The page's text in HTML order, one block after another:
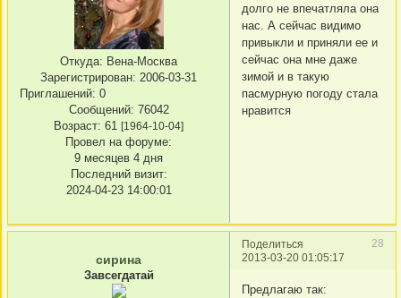
Откуда: Вена-Москва
Зарегистрирован: 2006-03-31
Приглашений: 0
Сообщений: 76042
Возраст: 61 [1964-10-04]
Провел на форуме:
9 месяцев 4 дня
Последний визит:
2024-04-23 14:00:01
долго не впечатляла она
нас. А сейчас видимо
привыкли и приняли ее и
сейчас она мне даже
зимой и в такую
пасмурную погоду стала
нравится
Поделиться
28
2013-03-20 01:05:17
сирина
Завсегдатай
Предлагаю так: